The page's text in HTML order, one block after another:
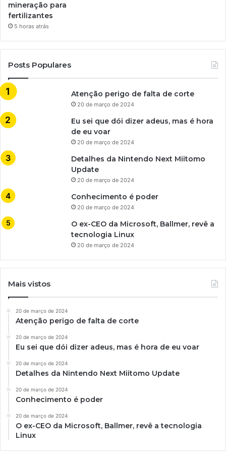
mineração para
fertilizantes
5 horas atrás
Posts Populares
Atenção perigo de falta de corte
20 de março de 2024
Eu sei que dói dizer adeus, mas é hora
de eu voar
20 de março de 2024
Detalhes da Nintendo Next Miitomo
Update
20 de março de 2024
Conhecimento é poder
20 de março de 2024
O ex-CEO da Microsoft, Ballmer, revê a
tecnologia Linux
20 de março de 2024
Mais vistos
20 de março de 2024
Atenção perigo de falta de corte
20 de março de 2024
Eu sei que dói dizer adeus, mas é hora de eu voar
20 de março de 2024
Detalhes da Nintendo Next Miitomo Update
20 de março de 2024
Conhecimento é poder
20 de março de 2024
O ex-CEO da Microsoft, Ballmer, revê a tecnologia
Linux